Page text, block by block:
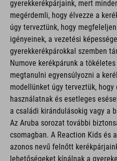
megérdemli, hogy élvezze a
úgy terveztünk, hogy
igényeinek, a vezetési
gyerekkerékpárokkal szemben
Numove kerékpárunk a
megtanulni egyensúlyozni a
modellünket úgy terveztük,
használatnak és esetleges
a családi kirándulásokig vagy a
Az Aruba sorozat további
csomagban. A Reaction Kids és
azonos nevű felnőtt
lehetőségeket kínálnak a